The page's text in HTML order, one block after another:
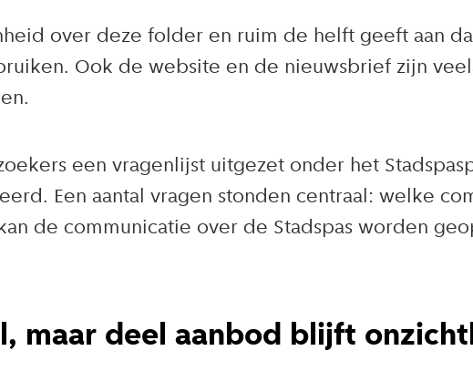
over deze folder en ruim de helft geeft aan
Ook de website en de nieuwsbrief zijn
een vragenlijst uitgezet onder het
Een aantal vragen stonden centraal: welke
de communicatie over de Stadspas worden
maar deel aanbod blijft